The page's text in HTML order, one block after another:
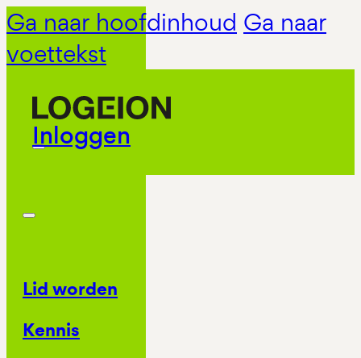
Ga naar hoofdinhoud Ga naar
voettekst
Inloggen
Lid worden
Kennis